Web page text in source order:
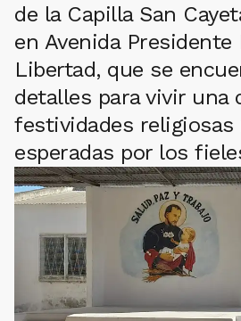
de la Capilla San
en Avenida Presidente
Libertad, que se
detalles para vivir una
festividades religiosas
esperadas por los